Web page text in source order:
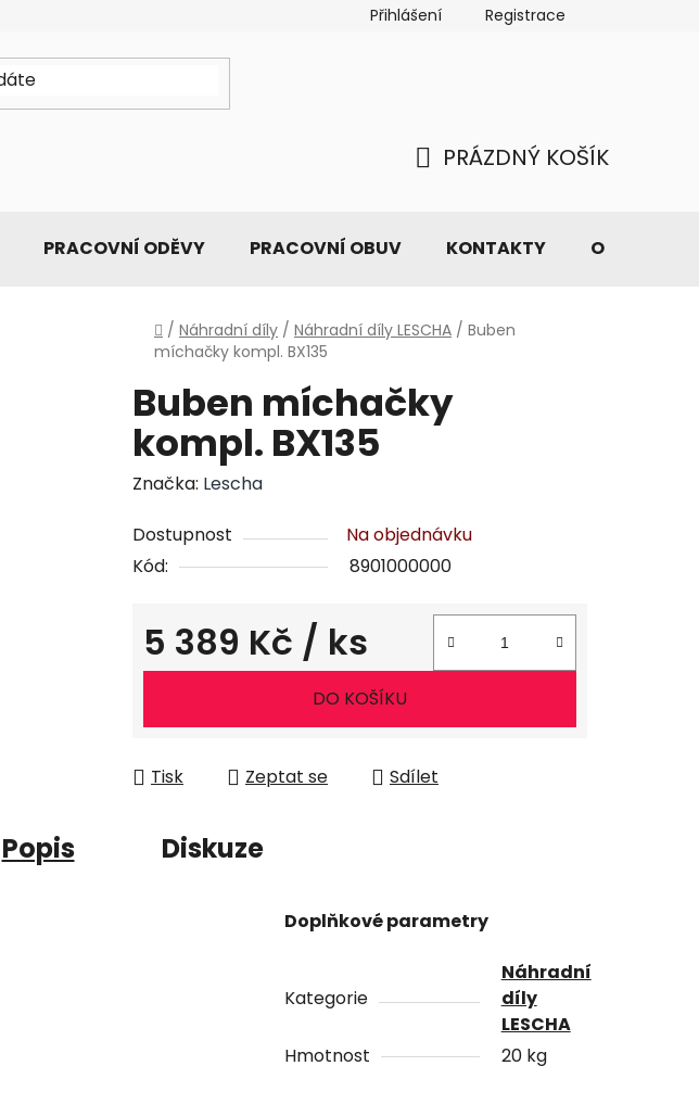
Přihlášení Registrace
KOŠÍK
PRÁZDNÝ KOŠÍK
PRACOVNÍ ODĚVY PRACOVNÍ OBUV KONTAKTY O NÁS
Domů
/ Náhradní díly / Náhradní díly LESCHA / Buben
míchačky kompl. BX135
Buben míchačky
kompl. BX135
Značka: Lescha
Dostupnost
Na objednávku
Kód:
8901000000
5 389 Kč / ks
Měrná cena:
DO KOŠÍKU
Tisk Zeptat se Sdílet
Popis Diskuze
Doplňkové parametry
Kategorie
Náhradní
díly
LESCHA
Hmotnost
20 kg